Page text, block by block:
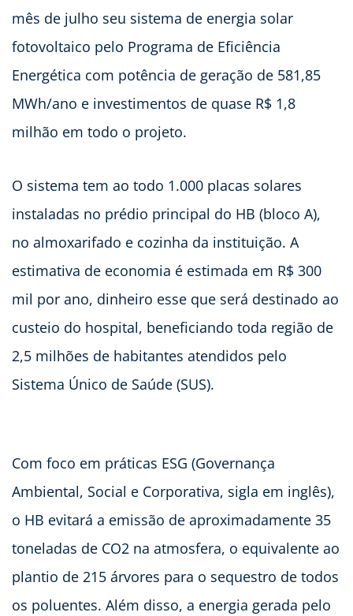
mês de julho seu sistema de energia solar
fotovoltaico pelo Programa de Eficiência
Energética com potência de geração de 581,85
MWh/ano e investimentos de quase R$ 1,8
milhão em todo o projeto.
O sistema tem ao todo 1.000 placas solares
instaladas no prédio principal do HB (bloco A),
no almoxarifado e cozinha da instituição. A
estimativa de economia é estimada em R$ 300
mil por ano, dinheiro esse que será destinado ao
custeio do hospital, beneficiando toda região de
2,5 milhões de habitantes atendidos pelo
Sistema Único de Saúde (SUS).
Com foco em práticas ESG (Governança
Ambiental, Social e Corporativa, sigla em inglês),
o HB evitará a emissão de aproximadamente 35
toneladas de CO2 na atmosfera, o equivalente ao
plantio de 215 árvores para o sequestro de todos
os poluentes. Além disso, a energia gerada pelo